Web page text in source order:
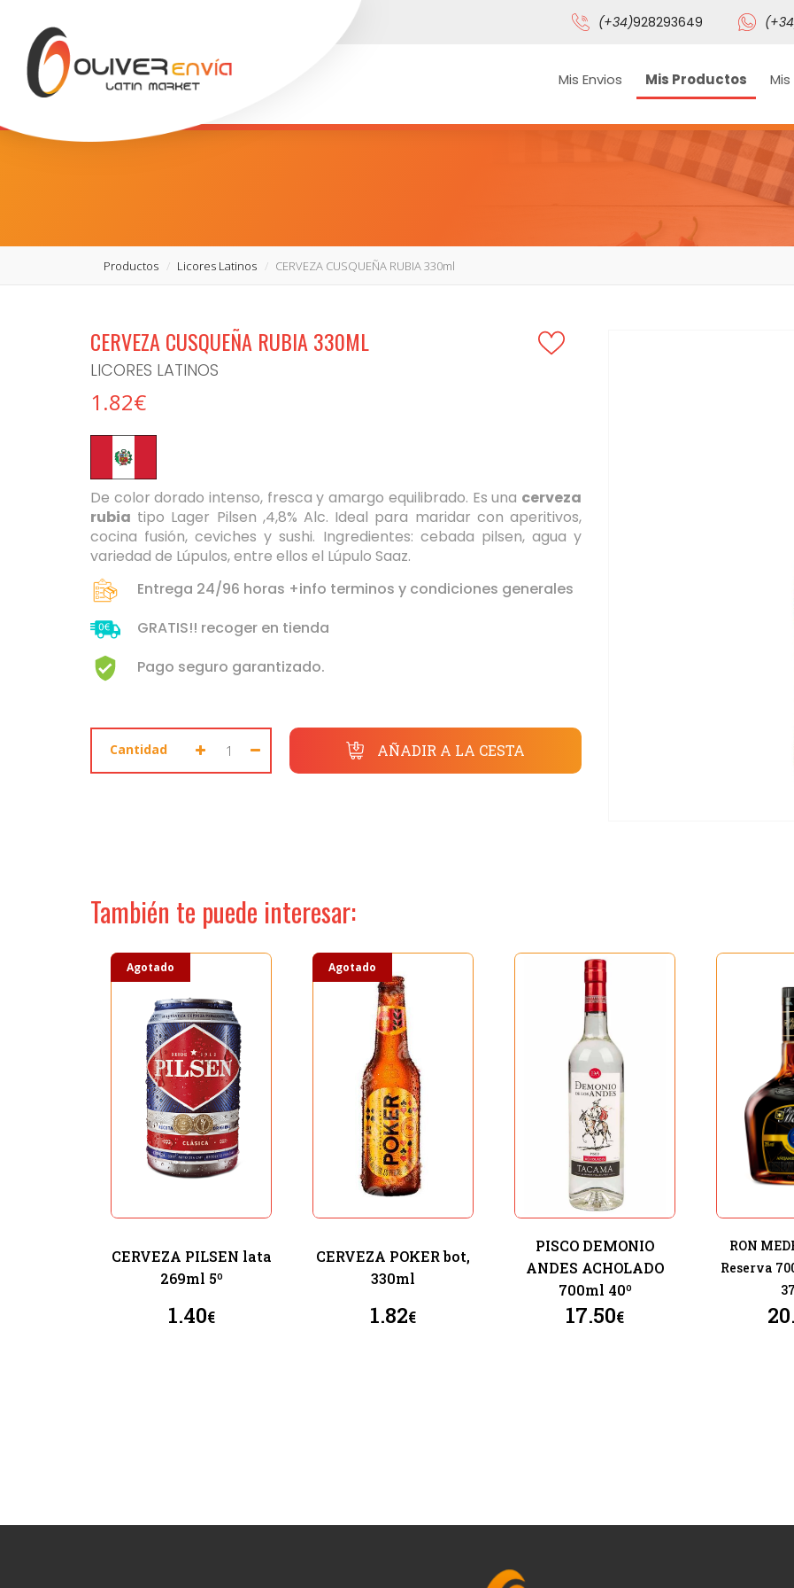
(+34)928293649
Mis Envios Mis Productos
Productos Licores Latinos CERVEZA CUSQUEÑA RUBIA 330ml
CERVEZA CUSQUEÑA RUBIA 330ML
LICORES LATINOS
1.82€
De color dorado intenso, fresca y amargo equilibrado. Es una cerveza
rubia tipo Lager Pilsen ,4,8% Alc. Ideal para maridar con aperitivos,
cocina fusión, ceviches y sushi. Ingredientes: cebada pilsen, agua y
variedad de Lúpulos, entre ellos el Lúpulo Saaz.
Entrega 24/96 horas +info terminos y condiciones generales
GRATIS!! recoger en tienda
Pago seguro garantizado.
Cantidad AÑADIR A LA CESTA
También te puede interesar:
Agotado
CERVEZA PILSEN lata
269ml 5º
1.40€
Agotado
CERVEZA POKER bot,
330ml
1.82€
PISCO DEMONIO
ANDES ACHOLADO
700ml 40º
17.50€
RON
Reserva
MIS PRODUCTOS